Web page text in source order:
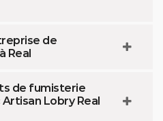
de
Real
de fumisterie
Lobry Real